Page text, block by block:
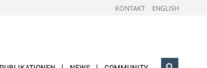
KONTAKT ENGLISH